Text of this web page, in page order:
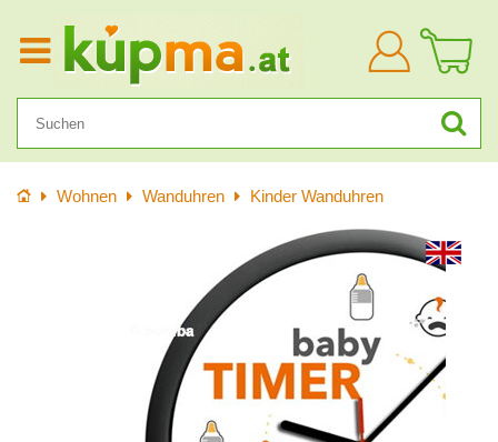
Anmelden
StartseiteWohnen Wanduhren Kinder Wanduhren